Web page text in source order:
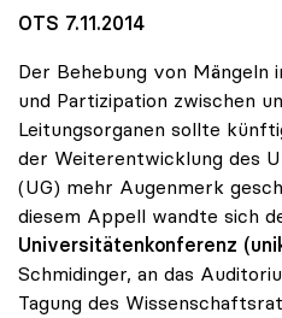
OTS 7.11.2014
Der Behebung von Mängeln
und Partizipation zwischen
Leitungsorganen sollte
der Weiterentwicklung des
(UG) mehr Augenmerk
diesem Appell wandte sich
Universitätenkonferenz
Schmidinger, an das
Tagung des